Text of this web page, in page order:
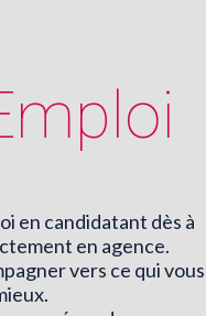
en candidatant dès à
en agence.
vers ce qui vous